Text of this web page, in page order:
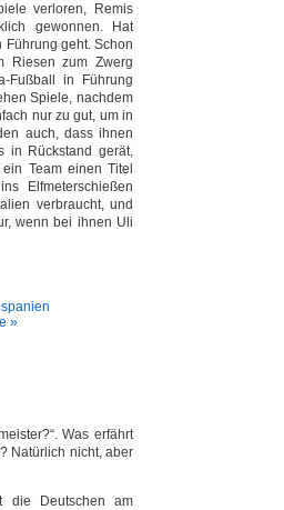
verloren, Remis
gewonnen. Hat
Führung geht. Schon
Riesen zum Zwerg
Fußball in Führung
Spiele, nachdem
nur zu gut, um in
auch, dass ihnen
in Rückstand gerät,
Team einen Titel
Elfmeterschießen
verbraucht, und
wenn bei ihnen Uli
spanien
»
Was erfährt
Natürlich nicht, aber
die Deutschen am